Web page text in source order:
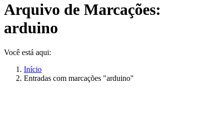
Arquivo de Marcações:
arduino
Você está aqui:
Início
Entradas com marcações "arduino"